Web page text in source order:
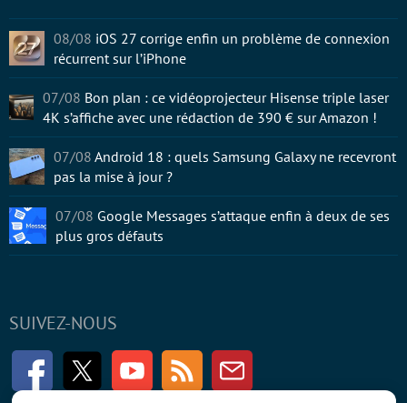
SUIVEZ-NOUS
FacebookTwitter Youtube RSS Newsletter
08/08 iOS 27 corrige enfin un problème de connexion
récurrent sur l’iPhone
07/08 Bon plan : ce vidéoprojecteur Hisense triple laser
4K s’affiche avec une rédaction de 390 € sur Amazon !
07/08 Android 18 : quels Samsung Galaxy ne recevront
pas la mise à jour ?
07/08 Google Messages s’attaque enfin à deux de ses
plus gros défauts